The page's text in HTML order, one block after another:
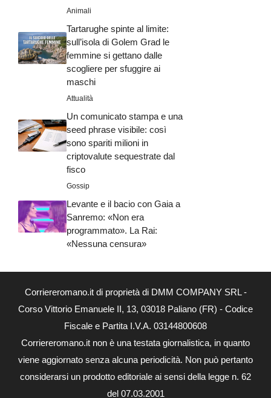
Animali
Tartarughe spinte al limite:
sull’isola di Golem Grad le
femmine si gettano dalle
scogliere per sfuggire ai
maschi
Attualità
Un comunicato stampa e una
seed phrase visibile: così
sono spariti milioni in
criptovalute sequestrate dal
fisco
Gossip
Levante e il bacio con Gaia a
Sanremo: «Non era
programmato». La Rai:
«Nessuna censura»
Corriereromano.it di proprietà di DMM COMPANY SRL -
Corso Vittorio Emanuele II, 13, 03018 Paliano (FR) - Codice
Fiscale e Partita I.V.A. 03144800608
Corriereromano.it non è una testata giornalistica, in quanto
viene aggiornato senza alcuna periodicità. Non può pertanto
considerarsi un prodotto editoriale ai sensi della legge n. 62
del 07.03.2001